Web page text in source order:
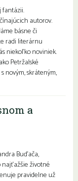
fantázii.
autorov.
básne či
radi literárnu
niekoľko noviniek.
Petržalské
novým, skráteným,
a
Buďača,
najťažšie životné
pravidelne už